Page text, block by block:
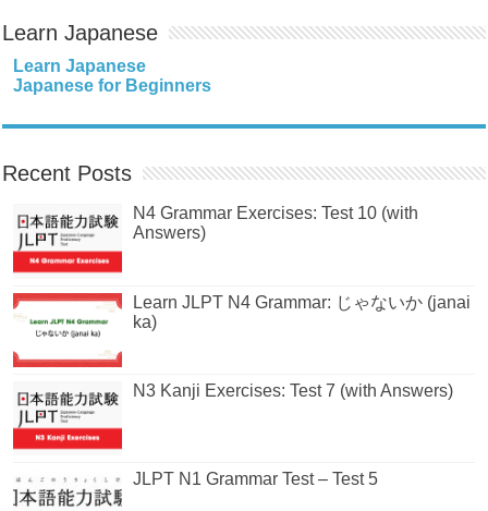
Learn Japanese
Learn Japanese
Japanese for Beginners
Recent Posts
N4 Grammar Exercises: Test 10 (with
Answers)
Learn JLPT N4 Grammar: じゃないか (janai
ka)
N3 Kanji Exercises: Test 7 (with Answers)
JLPT N1 Grammar Test – Test 5